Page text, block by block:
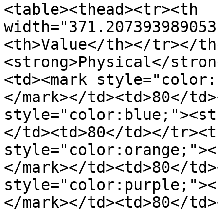
<table><thead><tr><th
<th>Value</th></tr></
<strong>Physical</
<td><mark
</mark></td><td>80</
</td><td>80</td></
</mark></td><td>80</